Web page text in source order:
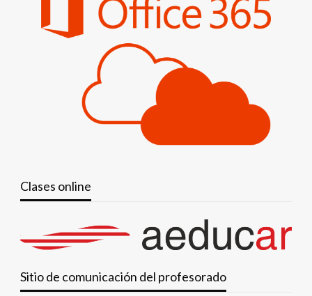
Clases online
Sitio de comunicación del profesorado